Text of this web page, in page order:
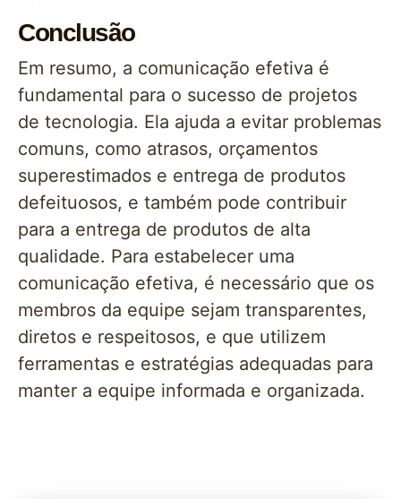
Conclusão
Em resumo, a comunicação efetiva é
fundamental para o sucesso de projetos
de tecnologia. Ela ajuda a evitar problemas
comuns, como atrasos, orçamentos
superestimados e entrega de produtos
defeituosos, e também pode contribuir
para a entrega de produtos de alta
qualidade. Para estabelecer uma
comunicação efetiva, é necessário que os
membros da equipe sejam transparentes,
diretos e respeitosos, e que utilizem
ferramentas e estratégias adequadas para
manter a equipe informada e organizada.